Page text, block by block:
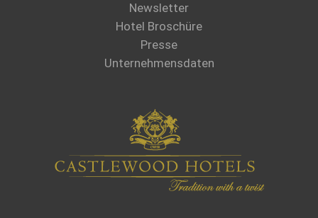
Newsletter
Hotel Broschüre
Presse
Unternehmensdaten